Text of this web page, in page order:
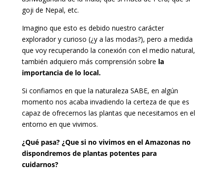
goji de Nepal, etc.
Imagino que esto es debido nuestro carácter
explorador y curioso (¿y a las modas?), pero a medida
que voy recuperando la conexión con el medio natural,
también adquiero más comprensión sobre la
importancia de lo local.
Si confiamos en que la naturaleza SABE, en algún
momento nos acaba invadiendo la certeza de que es
capaz de ofrecernos las plantas que necesitamos en el
entorno en que vivimos.
¿Qué pasa? ¿Que si no vivimos en el Amazonas no
dispondremos de plantas potentes para
cuidarnos?